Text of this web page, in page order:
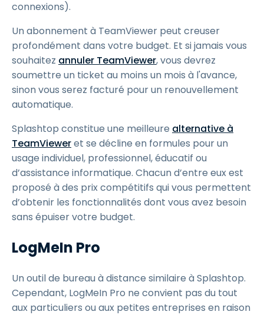
connexions).
Un abonnement à TeamViewer peut creuser
profondément dans votre budget. Et si jamais vous
souhaitez annuler TeamViewer, vous devrez
soumettre un ticket au moins un mois à l'avance,
sinon vous serez facturé pour un renouvellement
automatique.
Splashtop constitue une meilleure alternative à
TeamVieweret se décline en formules pour un
usage individuel, professionnel, éducatif ou
d’assistance informatique. Chacun d’entre eux est
proposé à des prix compétitifs qui vous permettent
d’obtenir les fonctionnalités dont vous avez besoin
sans épuiser votre budget.
LogMeIn Pro
Un outil de bureau à distance similaire à Splashtop.
Cependant, LogMeIn Pro ne convient pas du tout
aux particuliers ou aux petites entreprises en raison